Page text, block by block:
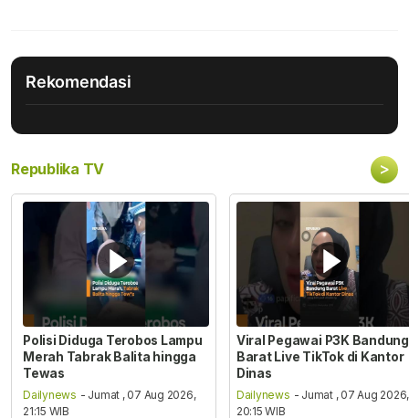
Rekomendasi
Republika TV >
Polisi Diduga Terobos Lampu
Merah Tabrak Balita hingga
Tewas
Dailynews - Jumat , 07 Aug 2026,
21:15 WIB
Viral Pegawai P3K Bandung
Barat Live TikTok di Kantor
Dinas
Dailynews - Jumat , 07 Aug 2026,
20:15 WIB